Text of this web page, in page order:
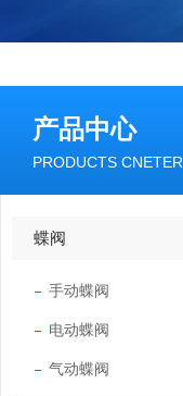
产品中心
PRODUCTS CNETER
蝶阀
手动蝶阀
电动蝶阀
气动蝶阀